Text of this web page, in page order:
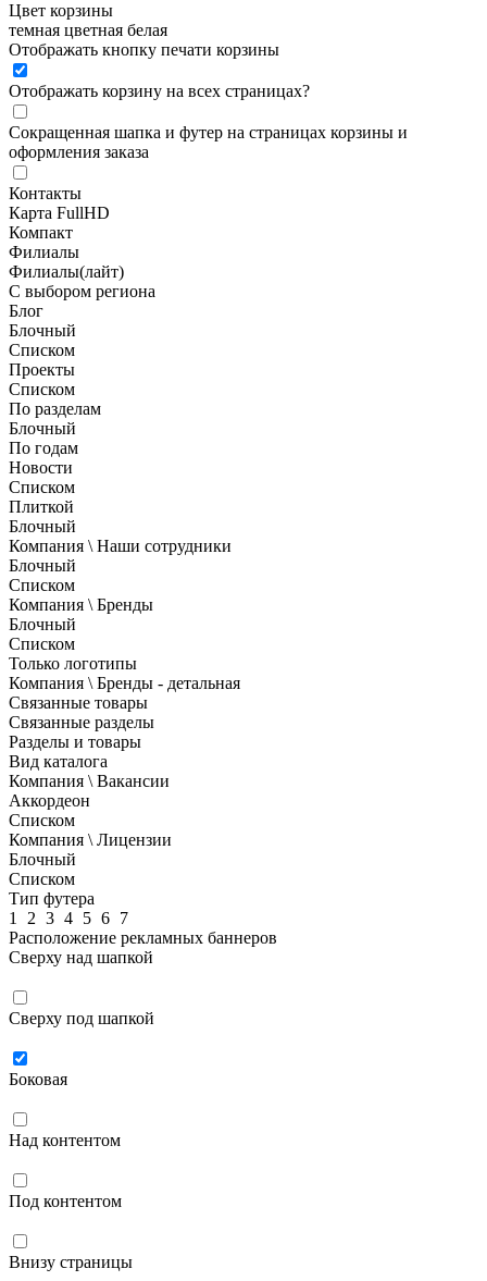
Цвет корзины
темная цветная белая
Отображать кнопку печати корзины
Отображать корзину на всех страницах?
Сокращенная шапка и футер на страницах корзины и
оформления заказа
Контакты
Карта FullHD
Компакт
Филиалы
Филиалы(лайт)
С выбором региона
Блог
Блочный
Списком
Проекты
Списком
По разделам
Блочный
По годам
Новости
Списком
Плиткой
Блочный
Компания \ Наши сотрудники
Блочный
Списком
Компания \ Бренды
Блочный
Списком
Только логотипы
Компания \ Бренды - детальная
Связанные товары
Связанные разделы
Разделы и товары
Вид каталога
Компания \ Вакансии
Аккордеон
Списком
Компания \ Лицензии
Блочный
Списком
Тип футера
1
2 3 4 5 6 7
Расположение рекламных баннеров
Сверху над шапкой
Сверху под шапкой
Боковая
Над контентом
Под контентом
Внизу страницы